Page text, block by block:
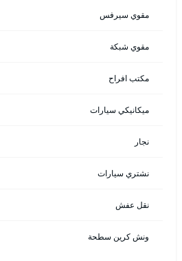
مقوي سيرفس
مقوي شبكة
مكتب افراح
ميكانيكي سيارات
نجار
نشتري سيارات
نقل عفش
ونش كرين سطحة